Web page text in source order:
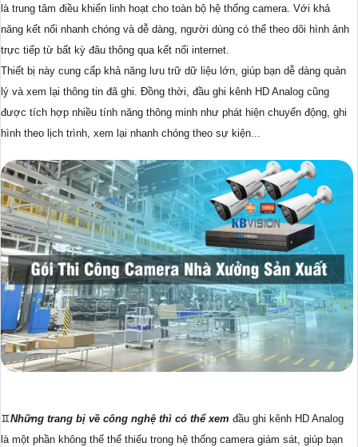
là trung tâm điều khiển linh hoạt cho toàn bộ hệ thống camera. Với khả
năng kết nối nhanh chóng và dễ dàng, người dùng có thể theo dõi hình ảnh
trực tiếp từ bất kỳ đâu thông qua kết nối internet.
Thiết bị này cung cấp khả năng lưu trữ dữ liệu lớn, giúp bạn dễ dàng quản
lý và xem lại thông tin đã ghi. Đồng thời, đầu ghi kênh HD Analog cũng
được tích hợp nhiều tính năng thông minh như phát hiện chuyển động, ghi
hình theo lịch trình, xem lại nhanh chóng theo sự kiện...
♊Những trang bị về công nghệ thì có thể xem đầu ghi kênh HD Analog
là một phần không thể thể thiếu trong hệ thống camera giám sát, giúp bạn